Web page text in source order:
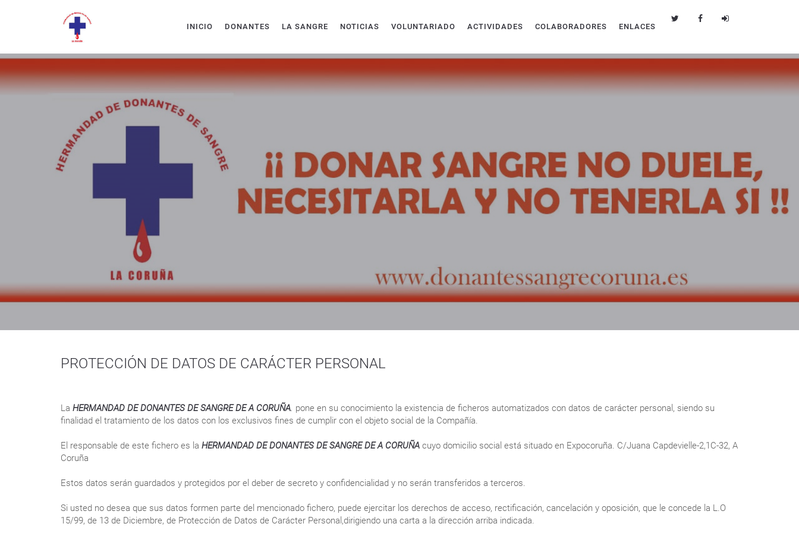
INICIO DONANTES LA SANGRE NOTICIAS VOLUNTARIADO ACTIVIDADES COLABORADORES ENLACES
PROTECCIÓN DE DATOS DE CARÁCTER PERSONAL
La HERMANDAD DE DONANTES DE SANGRE DE A CORUÑA. pone en su conocimiento la existencia de ficheros automatizados con datos de carácter personal, siendo su
finalidad el tratamiento de los datos con los exclusivos fines de cumplir con el objeto social de la Compañía.
El responsable de este fichero es la HERMANDAD DE DONANTES DE SANGRE DE A CORUÑA cuyo domicilio social está situado en Expocoruña. C/Juana Capdevielle-2,1C-32, A
Coruña
Estos datos serán guardados y protegidos por el deber de secreto y confidencialidad y no serán transferidos a terceros.
Si usted no desea que sus datos formen parte del mencionado fichero, puede ejercitar los derechos de acceso, rectificación, cancelación y oposición, que le concede la L.O
15/99, de 13 de Diciembre, de Protección de Datos de Carácter Personal,dirigiendo una carta a la dirección arriba indicada.